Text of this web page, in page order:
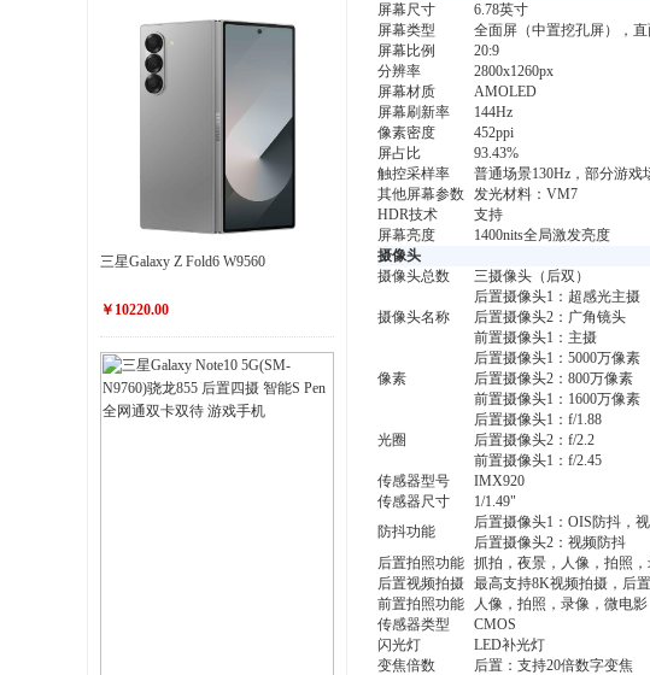
三星Galaxy Z Fold6 W9560
￥10220.00
屏幕尺寸
6.78英寸
屏幕类型
全面屏（中置挖孔屏），
屏幕比例
20:9
分辨率
2800x1260px
屏幕材质
AMOLED
屏幕刷新率
144Hz
像素密度
452ppi
屏占比
93.43%
触控采样率
普通场景130Hz，部分游戏
其他屏幕参数 发光材料：VM7
HDR技术
支持
屏幕亮度
1400nits全局激发亮度
摄像头
摄像头总数
三摄像头（后双）
摄像头名称
后置摄像头1：超感光主摄
后置摄像头2：广角镜头
前置摄像头1：主摄
像素
后置摄像头1：5000万像素
后置摄像头2：800万像素
前置摄像头1：1600万像素
光圈
后置摄像头1：f/1.88
后置摄像头2：f/2.2
前置摄像头1：f/2.45
传感器型号
IMX920
传感器尺寸
1/1.49"
防抖功能
后置摄像头1：OIS防抖，
后置摄像头2：视频防抖
后置拍照功能 抓拍，夜景，人像，拍照
后置视频拍摄 最高支持8K视频拍摄，后
前置拍照功能
人像，拍照，录像，微电影
传感器类型
CMOS
闪光灯
LED补光灯
变焦倍数
后置：支持20倍数字变焦